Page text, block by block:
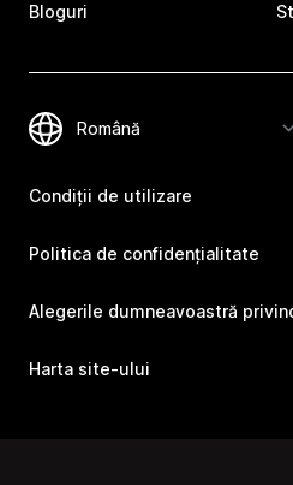
Bloguri
Condiții de utilizare
Politica de confidențialitate
Alegerile dumneavoastră
Harta site-ului